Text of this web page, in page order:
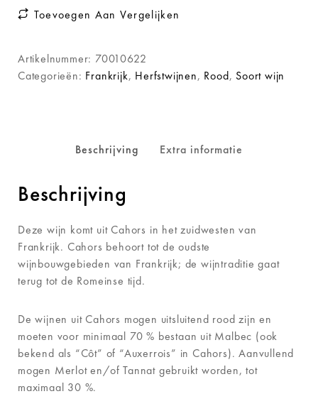
Toevoegen Aan Vergelijken
Artikelnummer: 70010622
Categorieën: Frankrijk, Herfstwijnen, Rood, Soort wijn
Beschrijving Extra informatie
Beschrijving
Deze wijn komt uit Cahors in het zuidwesten van
Frankrijk. Cahors behoort tot de oudste
wijnbouwgebieden van Frankrijk; de wijntraditie gaat
terug tot de Romeinse tijd.
De wijnen uit Cahors mogen uitsluitend rood zijn en
moeten voor minimaal 70 % bestaan uit Malbec (ook
bekend als “Côt” of “Auxerrois” in Cahors). Aanvullend
mogen Merlot en/of Tannat gebruikt worden, tot
maximaal 30 %.